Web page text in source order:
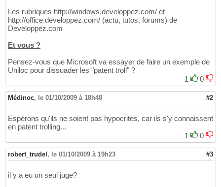
Les rubriques http://windows.developpez.com/ et
http://office.developpez.com/ (actu, tutos, forums) de
Developpez.com
Et vous ?
Pensez-vous que Microsoft va essayer de faire un exemple de
Uniloc pour dissuader les "patent troll" ?
1
0
Médinoc, le 01/10/2009 à 18h48 #2
Espérons qu'ils ne soient pas hypocrites, car ils s'y connaissent
en patent trolling...
1
0
robert_trudel , le 01/10/2009 à 19h23 #3
il y a eu un seul juge?